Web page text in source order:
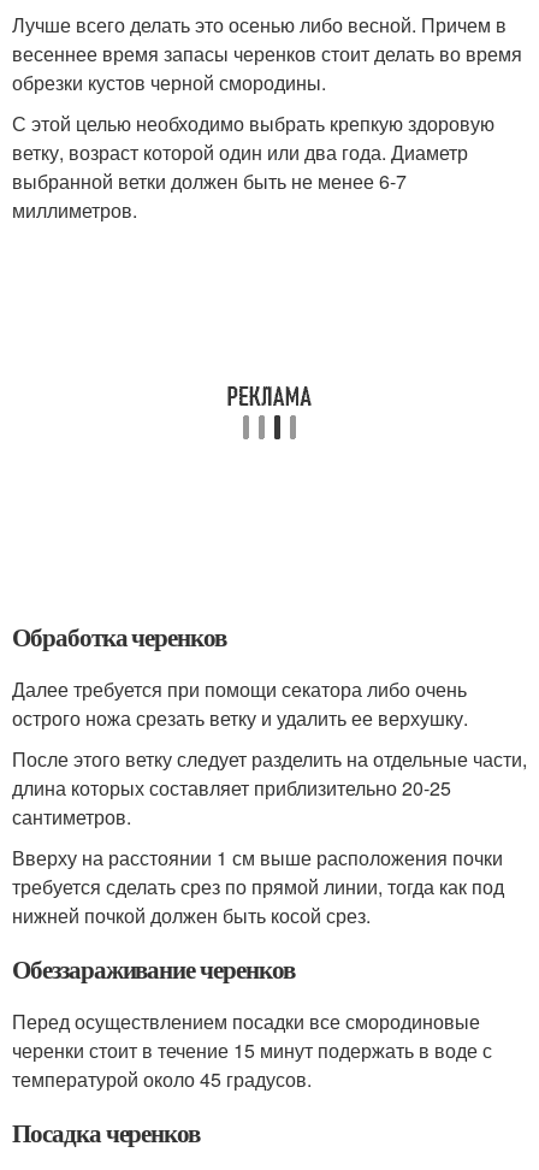
Лучше всего делать это осенью либо весной. Причем в
весеннее время запасы черенков стоит делать во время
обрезки кустов черной смородины.
С этой целью необходимо выбрать крепкую здоровую
ветку, возраст которой один или два года. Диаметр
выбранной ветки должен быть не менее 6-7
миллиметров.
Обработка черенков
Далее требуется при помощи секатора либо очень
острого ножа срезать ветку и удалить ее верхушку.
После этого ветку следует разделить на отдельные части,
длина которых составляет приблизительно 20-25
сантиметров.
Вверху на расстоянии 1 см выше расположения почки
требуется сделать срез по прямой линии, тогда как под
нижней почкой должен быть косой срез.
Обеззараживание черенков
Перед осуществлением посадки все смородиновые
черенки стоит в течение 15 минут подержать в воде с
температурой около 45 градусов.
Посадка черенков